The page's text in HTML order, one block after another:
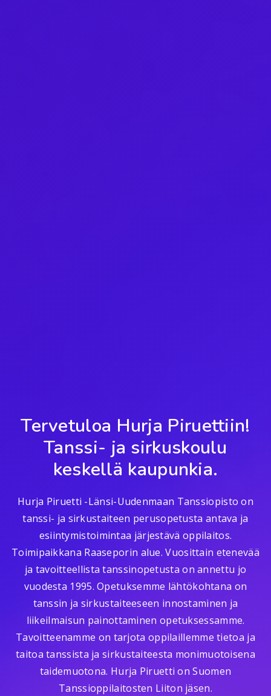
Tervetuloa Hurja Piruettiin!
Tanssi- ja sirkuskoulu
keskellä kaupunkia.
Hurja Piruetti -Länsi-Uudenmaan Tanssiopisto on
tanssi- ja sirkustaiteen perusopetusta antava ja
esiintymistoimintaa järjestävä oppilaitos.
Toimipaikkana Raaseporin alue. Vuosittain etenevää
ja tavoitteellista tanssinopetusta on annettu jo
vuodesta 1995. Opetuksemme lähtökohtana on
tanssin ja sirkustaiteeseen innostaminen ja
liikeilmaisun painottaminen opetuksessamme.
Tavoitteenamme on tarjota oppilaillemme tietoa ja
taitoa tanssista ja sirkustaiteesta monimuotoisena
taidemuotona. Hurja Piruetti on Suomen
Tanssioppilaitosten Liiton jäsen.